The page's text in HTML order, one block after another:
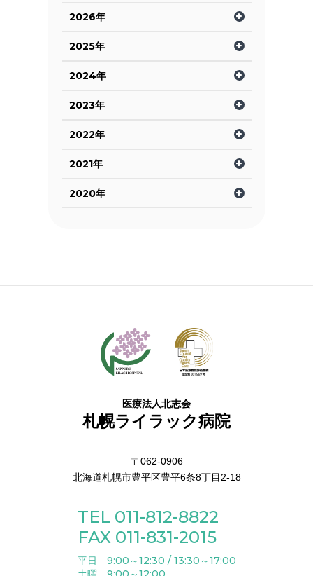
2026年
2025年
2024年
2023年
2022年
2021年
2020年
医療法人北志会
札幌ライラック病院
〒062-0906
北海道札幌市豊平区豊平6条8丁目2-18
TEL 011-812-8822
FAX 011-831-2015
平日 9:00～12:30 / 13:30～17:00